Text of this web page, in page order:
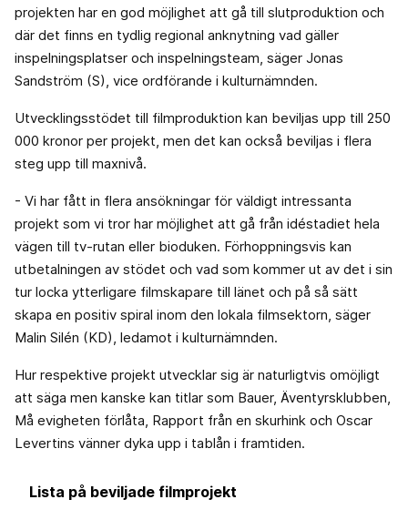
projekten har en god möjlighet att gå till slutproduktion och
där det finns en tydlig regional anknytning vad gäller
inspelningsplatser och inspelningsteam, säger Jonas
Sandström (S), vice ordförande i kulturnämnden.
Utvecklingsstödet till filmproduktion kan beviljas upp till 250
000 kronor per projekt, men det kan också beviljas i flera
steg upp till maxnivå.
- Vi har fått in flera ansökningar för väldigt intressanta
projekt som vi tror har möjlighet att gå från idéstadiet hela
vägen till tv-rutan eller bioduken. Förhoppningsvis kan
utbetalningen av stödet och vad som kommer ut av det i sin
tur locka ytterligare filmskapare till länet och på så sätt
skapa en positiv spiral inom den lokala filmsektorn, säger
Malin Silén (KD), ledamot i kulturnämnden.
Hur respektive projekt utvecklar sig är naturligtvis omöjligt
att säga men kanske kan titlar som Bauer, Äventyrsklubben,
Må evigheten förlåta, Rapport från en skurhink och Oscar
Levertins vänner dyka upp i tablån i framtiden.
Lista på beviljade filmprojekt